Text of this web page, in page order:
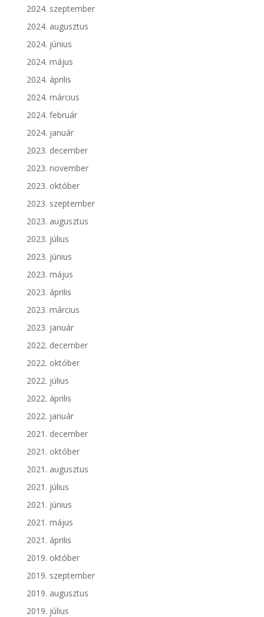
2024. szeptember
2024. augusztus
2024. június
2024. május
2024. április
2024. március
2024. február
2024. január
2023. december
2023. november
2023. október
2023. szeptember
2023. augusztus
2023. július
2023. június
2023. május
2023. április
2023. március
2023. január
2022. december
2022. október
2022. július
2022. április
2022. január
2021. december
2021. október
2021. augusztus
2021. július
2021. június
2021. május
2021. április
2019. október
2019. szeptember
2019. augusztus
2019. július